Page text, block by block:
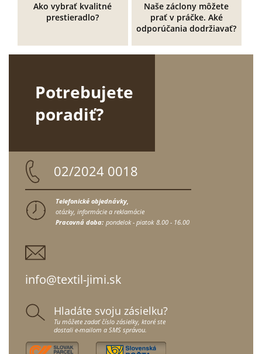
Ako vybrať kvalitné
prestieradlo?
Naše záclony môžete
prať v práčke. Aké
odporúčania dodržiavať?
Potrebujete
poradiť?
02/2024 0018
Telefonické objednávky,
otázky, informácie a reklamácie
Pracovná doba: pondelok - piatok 8.00 - 16.00
info@textil-jimi.sk
Hladáte svoju zásielku?
Tu môžete zadať číslo zásielky, ktoré ste
dostali e-mailom a SMS správou.